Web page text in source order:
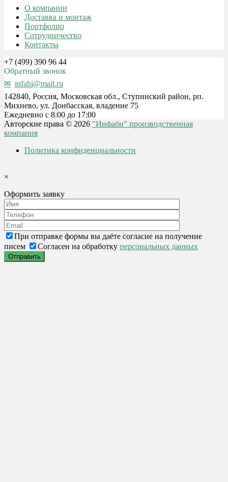
О компании
Доставка и монтаж
Портфолио
Сотрудничество
Контакты
+7 (499) 390 96 44
Обратный звонок
infabi@mail.ru
142840, Россия, Московская обл., Ступинский район, рп.
Михнево, ул. Донбасская, владение 75
Ежедневно с 8:00 до 17:00
Авторские права © 2026 "Инфаби" производственная
компания
Политика конфиденциальности
×
Оформить заявку
При отправке формы вы даёте согласие на получение
писем
Согласен на обработку персональных данных